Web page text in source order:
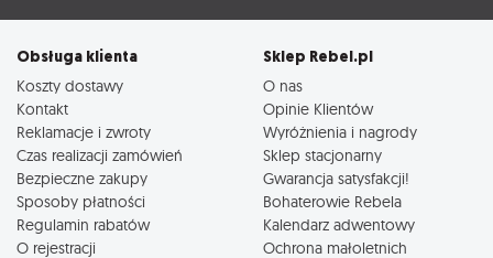
Obsługa klienta
Koszty dostawy
Kontakt
Reklamacje i zwroty
Czas realizacji zamówień
Bezpieczne zakupy
Sposoby płatności
Regulamin rabatów
O rejestracji
Sklep Rebel.pl
O nas
Opinie Klientów
Wyróżnienia i nagrody
Sklep stacjonarny
Gwarancja satysfakcji!
Bohaterowie Rebela
Kalendarz adwentowy
Ochrona małoletnich